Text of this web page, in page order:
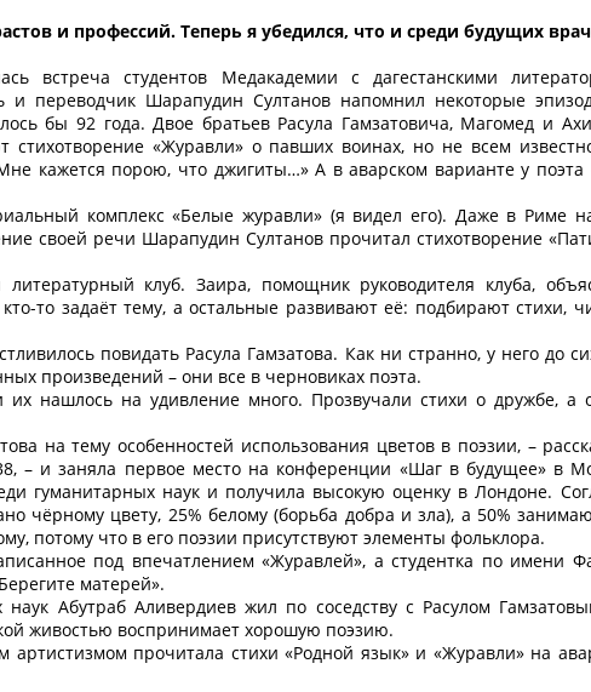
и профессий. Теперь я убедился, что и среди будущих
встреча студентов Медакадемии с дагестанскими
переводчик Шарапудин Султанов напомнил некоторые
бы 92 года. Двое братьев Расула Гамзатовича, Магомед и
«Журавли» о павших воинах, но не всем
кажется порою, что джигиты…» А в аварском варианте у поэта
комплекс «Белые журавли» (я видел его). Даже в Риме
своей речи Шарапудин Султанов прочитал стихотворение
клуб. Заира, помощник руководителя клуба,
то задаёт тему, а остальные развивают её: подбирают стихи,
повидать Расула Гамзатова. Как ни странно, у него до
произведений – они все в черновиках поэта.
нашлось на удивление много. Прозвучали стихи о дружбе, а
на тему особенностей использования цветов в поэзии, –
– и заняла первое место на конференции «Шаг в будущее» в
гуманитарных наук и получила высокую оценку в Лондоне.
чёрному цвету, 25% белому (борьба добра и зла), а 50%
потому что в его поэзии присутствуют элементы фольклора.
под впечатлением «Журавлей», а студентка по имени
матерей».
наук Абутраб Аливердиев жил по соседству с Расулом
живостью воспринимает хорошую поэзию.
артистизмом прочитала стихи «Родной язык» и «Журавли» на